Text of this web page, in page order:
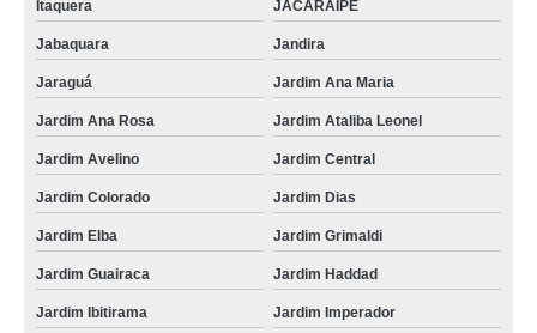
qual o valor de monobloco filadeira mussarela São João de Meriti
qual o valor de máquina monobloco para mussarela Esperança
qual o valor de monobloco para mussarela Itaú de Minas
monobloco mussarela preços Tremembé
máquina monobloco para mussarela orçamento Carandai
Itaquera JACARAIPE
Jabaquara Jandira
Jaraguá Jardim Ana Maria
Jardim Ana Rosa Jardim Ataliba Leonel
Jardim Avelino Jardim Central
Jardim Colorado Jardim Dias
Jardim Elba Jardim Grimaldi
Jardim Guairaca Jardim Haddad
Jardim Ibitirama Jardim Imperador